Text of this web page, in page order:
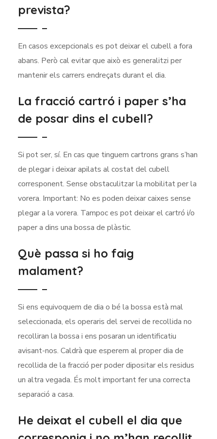
prevista?
En casos excepcionals es pot deixar el cubell a fora
abans. Però cal evitar que això es generalitzi per
mantenir els carrers endreçats durant el dia.
La fracció cartró i paper s’ha
de posar dins el cubell?
Si pot ser, sí. En cas que tinguem cartrons grans s’han
de plegar i deixar apilats al costat del cubell
corresponent. Sense obstaculitzar la mobilitat per la
vorera. Important: No es poden deixar caixes sense
plegar a la vorera. Tampoc es pot deixar el cartró i/o
paper a dins una bossa de plàstic.
Què passa si ho faig
malament?
Si ens equivoquem de dia o bé la bossa està mal
seleccionada, els operaris del servei de recollida no
recolliran la bossa i ens posaran un identificatiu
avisant-nos. Caldrà que esperem al proper dia de
recollida de la fracció per poder dipositar els residus
un altra vegada. És molt important fer una correcta
separació a casa.
He deixat el cubell el dia que